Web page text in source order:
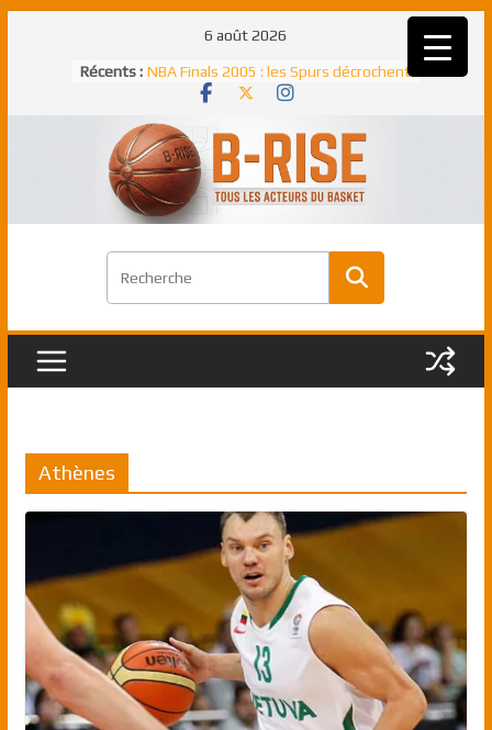
6 août 2026
Récents : NBA Finals 2005 : les Spurs décrochent
un troisième titre NBA, la rude bataille
NBA Finals 2021 : les Bucks et Giannis
Antetokounmpo triomphent, le Greek
Freek élu MVP
Shai Gilgeous-Alexander : son premier
match à plus de 40 points en NBA, le
Pau Gasol dans l’histoire en 2002 :
premier européen sacré Rookie de
Rudy Gobert, deuxième Français élu
Athènes